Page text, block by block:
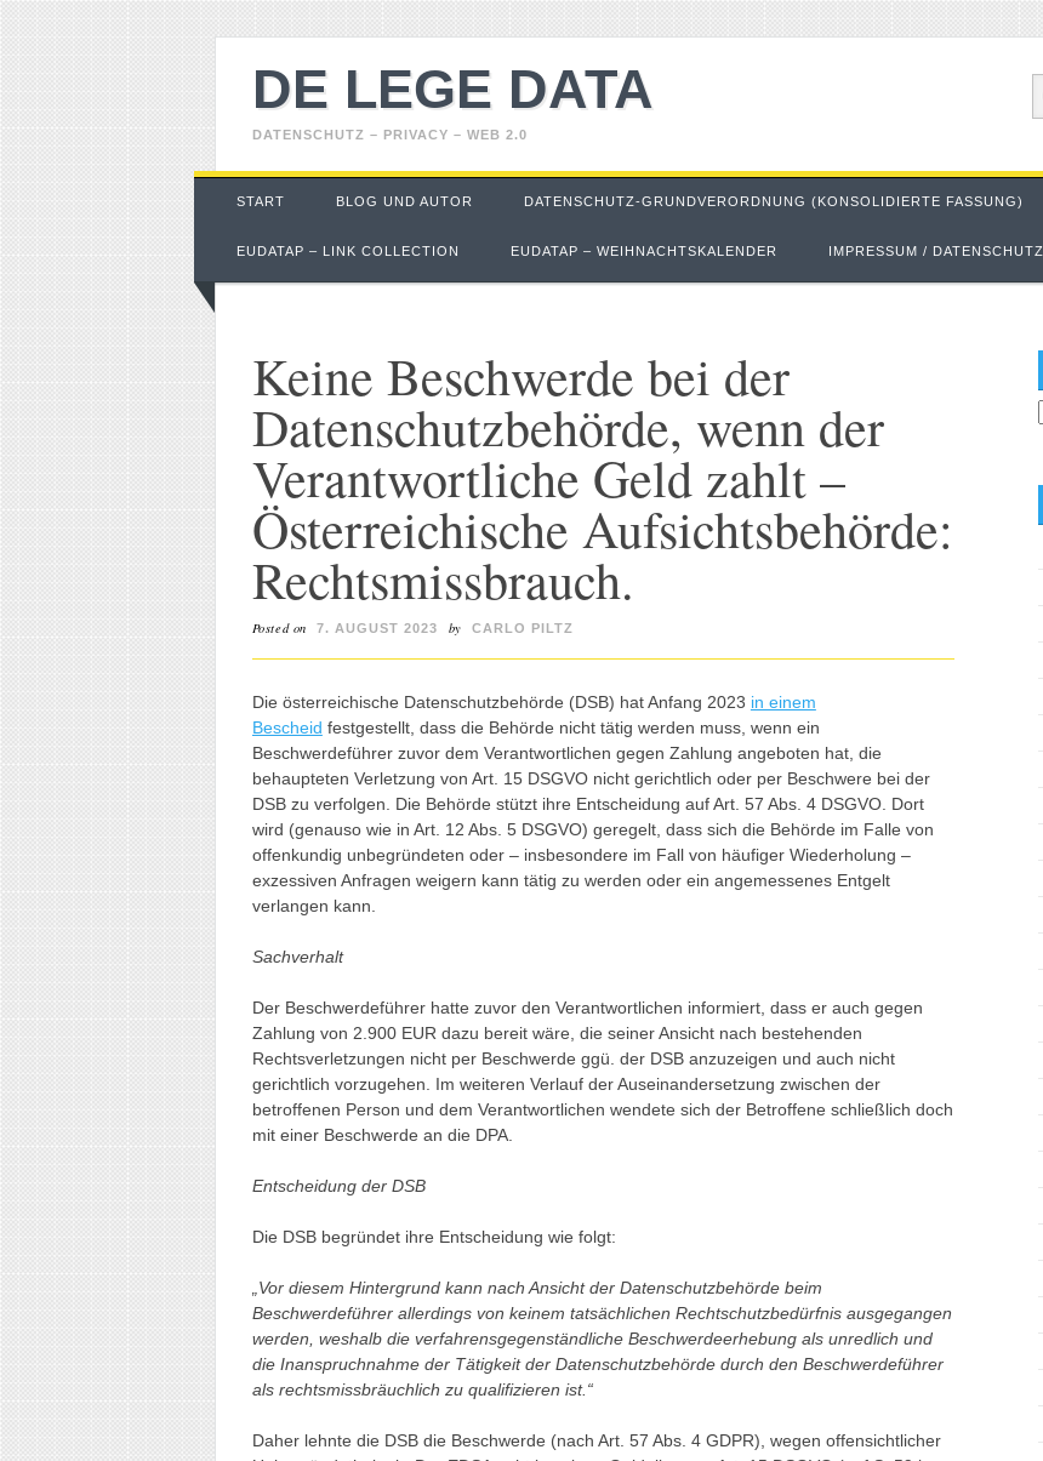
DE LEGE DATA
DATENSCHUTZ – PRIVACY – WEB 2.0
Main menu
Skip
START BLOG UND AUTOR DATENSCHUTZ-GRUNDVERORDNUNG (KONSOLIDIERTE FASSUNG)
EUDATAP – LINK COLLECTION EUDATAP – WEIHNACHTSKALENDER IMPRESSUM / DATENSCHUTZ
Keine Beschwerde bei der
Datenschutzbehörde, wenn der
Verantwortliche Geld zahlt –
Österreichische Aufsichtsbehörde:
Rechtsmissbrauch.
Posted on 7. AUGUST 2023 by CARLO PILTZ
Die österreichische Datenschutzbehörde (DSB) hat Anfang 2023 in einem
Bescheid festgestellt, dass die Behörde nicht tätig werden muss, wenn ein
Beschwerdeführer zuvor dem Verantwortlichen gegen Zahlung angeboten hat, die
behaupteten Verletzung von Art. 15 DSGVO nicht gerichtlich oder per Beschwere bei der
DSB zu verfolgen. Die Behörde stützt ihre Entscheidung auf Art. 57 Abs. 4 DSGVO. Dort
wird (genauso wie in Art. 12 Abs. 5 DSGVO) geregelt, dass sich die Behörde im Falle von
offenkundig unbegründeten oder – insbesondere im Fall von häufiger Wiederholung –
exzessiven Anfragen weigern kann tätig zu werden oder ein angemessenes Entgelt
verlangen kann.
Sachverhalt
Der Beschwerdeführer hatte zuvor den Verantwortlichen informiert, dass er auch gegen
Zahlung von 2.900 EUR dazu bereit wäre, die seiner Ansicht nach bestehenden
Rechtsverletzungen nicht per Beschwerde ggü. der DSB anzuzeigen und auch nicht
gerichtlich vorzugehen. Im weiteren Verlauf der Auseinandersetzung zwischen der
betroffenen Person und dem Verantwortlichen wendete sich der Betroffene schließlich doch
mit einer Beschwerde an die DPA.
Entscheidung der DSB
Die DSB begründet ihre Entscheidung wie folgt:
„Vor diesem Hintergrund kann nach Ansicht der Datenschutzbehörde beim
Beschwerdeführer allerdings von keinem tatsächlichen Rechtschutzbedürfnis ausgegangen
werden, weshalb die verfahrensgegenständliche Beschwerdeerhebung als unredlich und
die Inanspruchnahme der Tätigkeit der Datenschutzbehörde durch den Beschwerdeführer
als rechtsmissbräuchlich zu qualifizieren ist.“
Daher lehnte die DSB die Beschwerde (nach Art. 57 Abs. 4 GDPR), wegen offensichtlicher